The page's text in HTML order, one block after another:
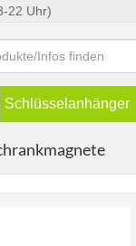
22 Uhr)
Schlüsselanhänger